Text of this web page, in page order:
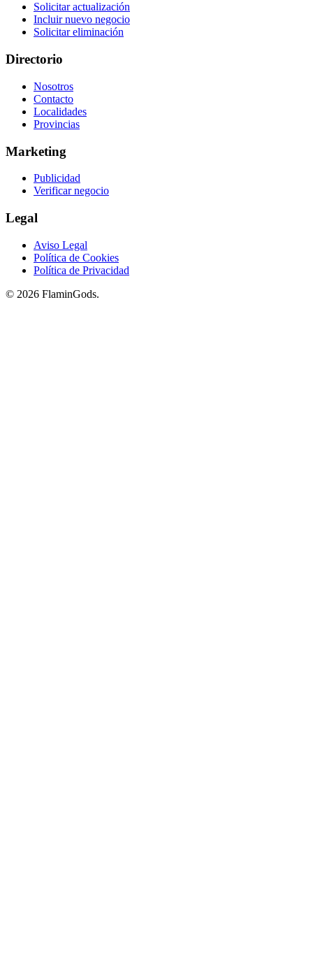
Solicitar actualización
Incluir nuevo negocio
Solicitar eliminación
Directorio
Nosotros
Contacto
Localidades
Provincias
Marketing
Publicidad
Verificar negocio
Legal
Aviso Legal
Política de Cookies
Política de Privacidad
© 2026 FlaminGods.